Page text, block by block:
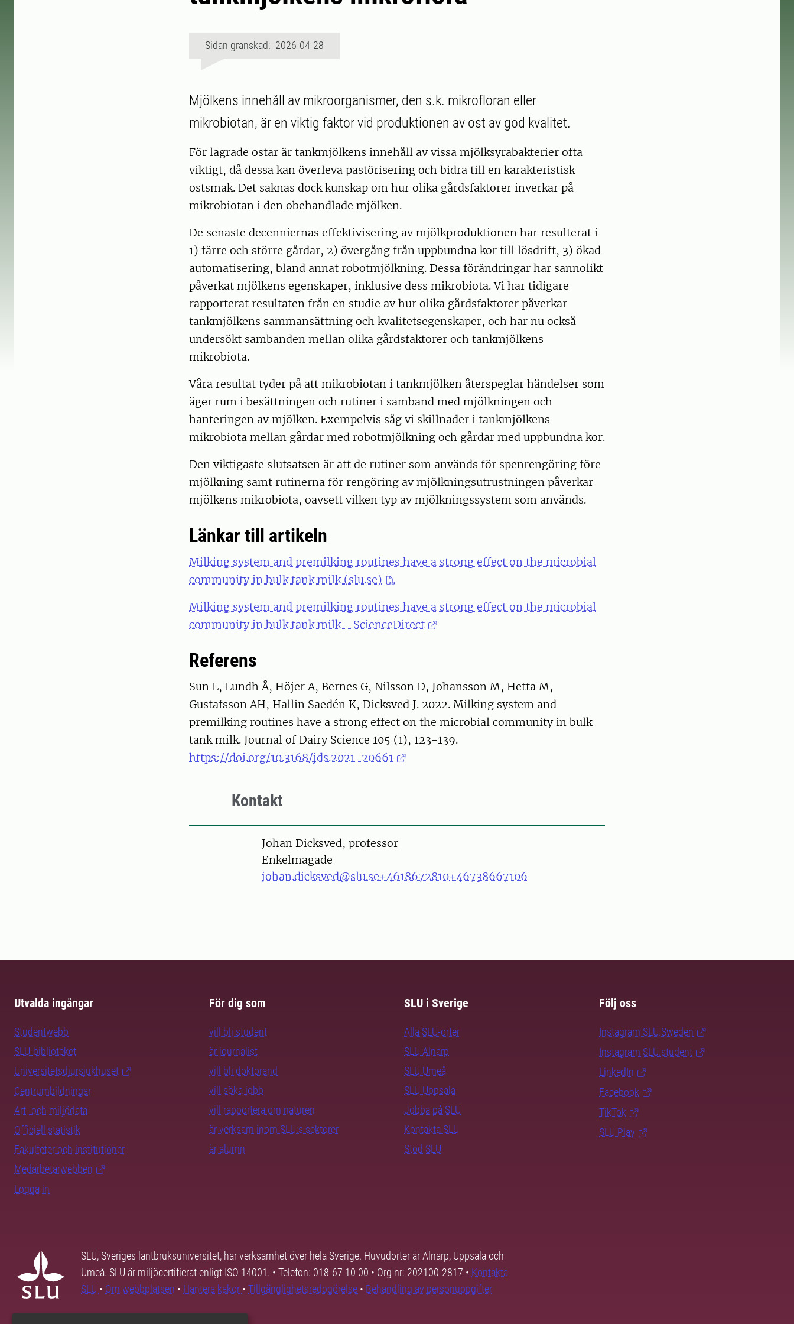
Sidan granskad: 2026-04-28
Mjölkens innehåll av mikroorganismer, den s.k. mikrofloran eller
mikrobiotan, är en viktig faktor vid produktionen av ost av god kvalitet.
För lagrade ostar är tankmjölkens innehåll av vissa mjölksyrabakterier ofta
viktigt, då dessa kan överleva pastörisering och bidra till en karakteristisk
ostsmak. Det saknas dock kunskap om hur olika gårdsfaktorer inverkar på
mikrobiotan i den obehandlade mjölken.
De senaste decenniernas effektivisering av mjölkproduktionen har resulterat i
1) färre och större gårdar, 2) övergång från uppbundna kor till lösdrift, 3) ökad
automatisering, bland annat robotmjölkning. Dessa förändringar har sannolikt
påverkat mjölkens egenskaper, inklusive dess mikrobiota. Vi har tidigare
rapporterat resultaten från en studie av hur olika gårdsfaktorer påverkar
tankmjölkens sammansättning och kvalitetsegenskaper, och har nu också
undersökt sambanden mellan olika gårdsfaktorer och tankmjölkens
mikrobiota.
Våra resultat tyder på att mikrobiotan i tankmjölken återspeglar händelser som
äger rum i besättningen och rutiner i samband med mjölkningen och
hanteringen av mjölken. Exempelvis såg vi skillnader i tankmjölkens
mikrobiota mellan gårdar med robotmjölkning och gårdar med uppbundna kor.
Den viktigaste slutsatsen är att de rutiner som används för spenrengöring före
mjölkning samt rutinerna för rengöring av mjölkningsutrustningen påverkar
mjölkens mikrobiota, oavsett vilken typ av mjölkningssystem som används.
Länkar till artikeln
Milking system and premilking routines have a strong effect on the microbial
community in bulk tank milk (slu.se)
Milking system and premilking routines have a strong effect on the microbial
community in bulk tank milk - ScienceDirect
Referens
Sun L, Lundh Å, Höjer A, Bernes G, Nilsson D, Johansson M, Hetta M,
Gustafsson AH, Hallin Saedén K, Dicksved J. 2022. Milking system and
premilking routines have a strong effect on the microbial community in bulk
tank milk. Journal of Dairy Science 105 (1), 123-139.
https://doi.org/10.3168/jds.2021-20661
Kontakt
PersonJohan Dicksved, professor
Enkelmagade
johan.dicksved@slu.se+4618672810+46738667106
Utvalda ingångar
Studentwebb
SLU-biblioteket
Universitetsdjursjukhuset
Centrumbildningar
Art- och miljödata
Officiell statistik
Fakulteter och institutioner
Medarbetarwebben
Logga in
För dig som
vill bli student
är journalist
vill bli doktorand
vill söka jobb
vill rapportera om naturen
är verksam inom SLU:s sektorer
är alumn
SLU i Sverige
Alla SLU-orter
SLU Alnarp
SLU Umeå
SLU Uppsala
Jobba på SLU
Kontakta SLU
Stöd SLU
Följ oss
Instagram SLU.Sweden
Instagram SLU.student
LinkedIn
Facebook
TikTok
SLU Play
SLU, Sveriges lantbruksuniversitet, har verksamhet över hela Sverige. Huvudorter är Alnarp, Uppsala och
Umeå. SLU är miljöcertifierat enligt ISO 14001. • Telefon: 018-67 10 00 • Org nr: 202100-2817 • Kontakta
SLU • Om webbplatsen • Hantera kakor • Tillgänglighetsredogörelse • Behandling av personuppgifter